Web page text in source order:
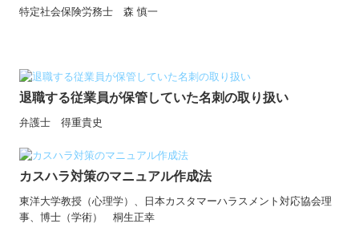
特定社会保険労務士 森 慎一
退職する従業員が保管していた名刺の取り扱い
弁護士 得重貴史
カスハラ対策のマニュアル作成法
東洋大学教授（心理学）、日本カスタマーハラスメント対応協会理
事、博士（学術） 桐生正幸